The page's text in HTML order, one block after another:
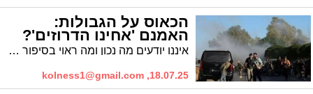
הכאוס על הגבולות:
האמנם 'אחינו הדרוזים'?
איננו יודעים מה נכון ומה ראוי בסיפור הסורי. אבל ספקות יש ואף רבים. בחרנו להציג כאן דעה הפוכה לחלוטין על המשבר בסוריה ועל הדרוזים. טורו של עוז סימנובסקי, מילואימניק איש ימין. בעל טור בעיתון 'הדור' ודעתן עצמאי
18.07.25,
kolness1@gmail.com